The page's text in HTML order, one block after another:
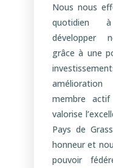
Nous nous
quotidien
développer
grâce à une
membre
valorise
Pays de
honneur et
pouvoir